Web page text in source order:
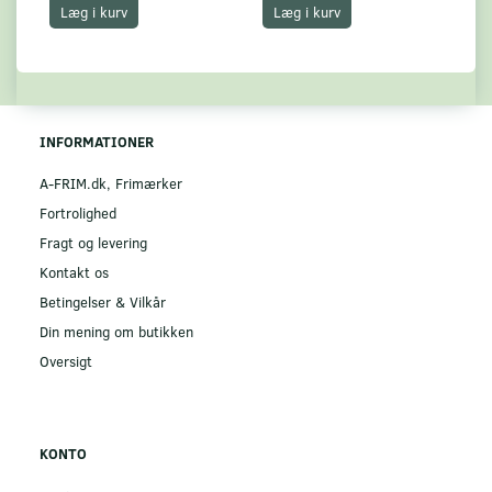
Læg i kurv Læg i kurv
INFORMATIONER
A-FRIM.dk, Frimærker
Fortrolighed
Fragt og levering
Kontakt os
Betingelser & Vilkår
Din mening om butikken
Oversigt
KONTO